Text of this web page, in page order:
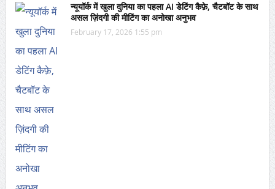
न्यूयॉर्क में खुला दुनिया का पहला AI डेटिंग कैफ़े, चैटबॉट के साथ
असल ज़िंदगी की मीटिंग का अनोखा अनुभव
February 17, 2026 1:55 pm